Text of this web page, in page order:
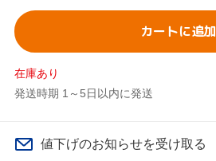
カートに追加
在庫あり
発送時期 1～5日以内に発送
値下げのお知らせを受け取る